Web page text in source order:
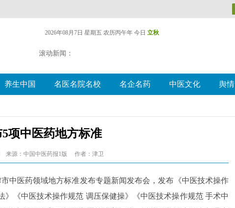
2026年08月7日 星期五 农历丙午年 今日 立秋
滚动新闻：
养生中国 名医名院名校 名企名药 中医文化 舆情
项中医药地方标准
来源：中国中医药报1版 作者：津卫
中医药领域地方标准发布专题新闻发布会，发布《中医技术操作
《中医技术操作规范 调压保健操》《中医技术操作规范 手术中